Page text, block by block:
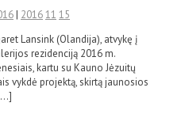
| 201611 15
Lansink (Olandija), atvykę į
rezidenciją 2016 m.
kartu su Kauno Jėzuitų
vykdė projektą, skirtą jaunosios